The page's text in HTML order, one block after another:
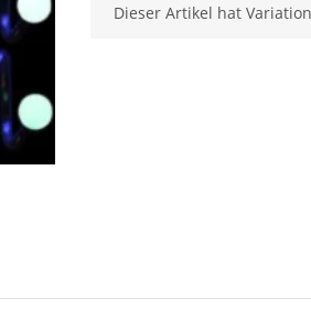
x
Dieser Artikel hat